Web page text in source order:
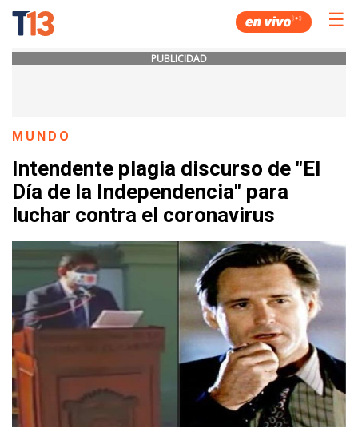
☰
PUBLICIDAD
MUNDO
Intendente plagia discurso de "El
Día de la Independencia" para
luchar contra el coronavirus